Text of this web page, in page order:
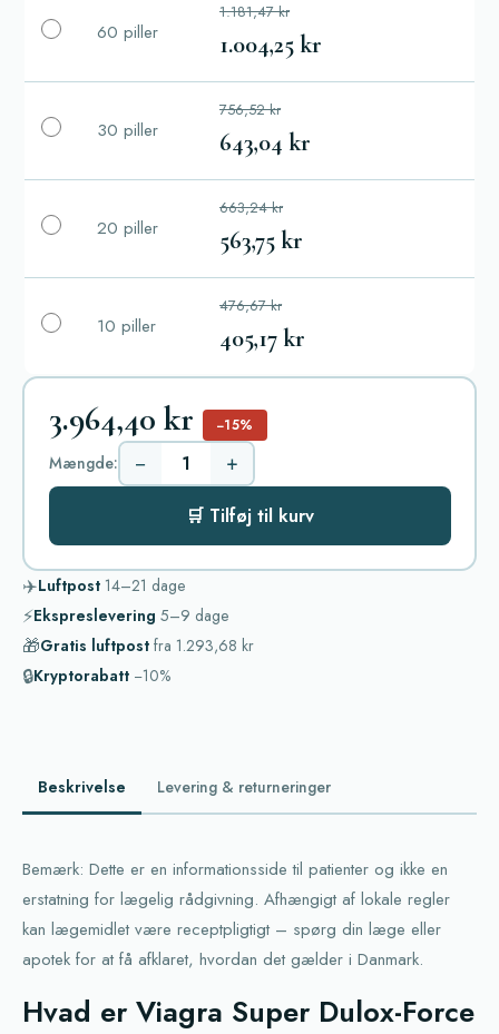
60 piller
1.181,47 kr
1.004,25 kr
30 piller
756,52 kr
643,04 kr
20 piller
663,24 kr
563,75 kr
10 piller
476,67 kr
405,17 kr
3.964,40 kr −15%
Mængde: − +
🛒 Tilføj til kurv
✈️Luftpost 14–21 dage
⚡Ekspreslevering 5–9 dage
🎁Gratis luftpost fra 1.293,68 kr
🔒Kryptorabatt −10%
Beskrivelse Levering & returneringer
Bemærk: Dette er en informationsside til patienter og ikke en
erstatning for lægelig rådgivning. Afhængigt af lokale regler
kan lægemidlet være receptpligtigt – spørg din læge eller
apotek for at få afklaret, hvordan det gælder i Danmark.
Hvad er Viagra Super Dulox-Force